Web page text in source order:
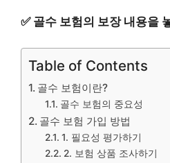
✅ 골수 보험의 보장 내용을
Table of Contents
골수 보험이란?
골수 보험의 중요성
골수 보험 가입 방법
1. 필요성 평가하기
2. 보험 상품 조사하기